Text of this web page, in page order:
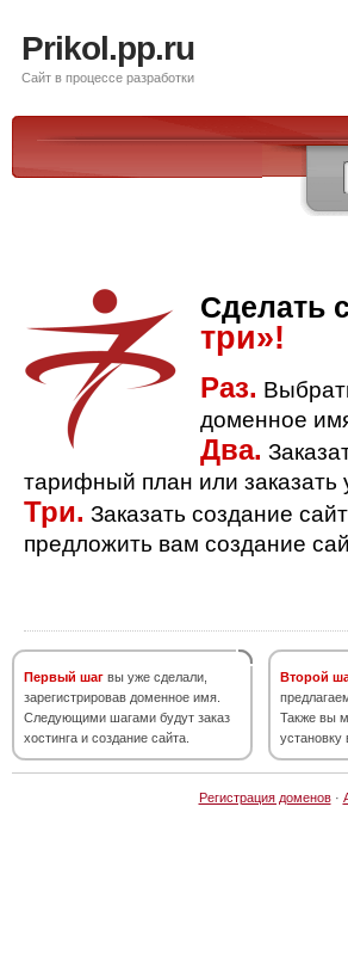
Prikol.pp.ru
Сайт в процессе разработки
Сделать
три»!
Раз.
доменное
Два.
тарифный план или заказать
Три. Заказать создание
предложить вам создание
Первый шаг вы уже сделали,
зарегистрировав доменное имя.
Следующими шагами будут заказ
хостинга и создание сайта.
Второй
Также вы
установку
Регистрация доменов·